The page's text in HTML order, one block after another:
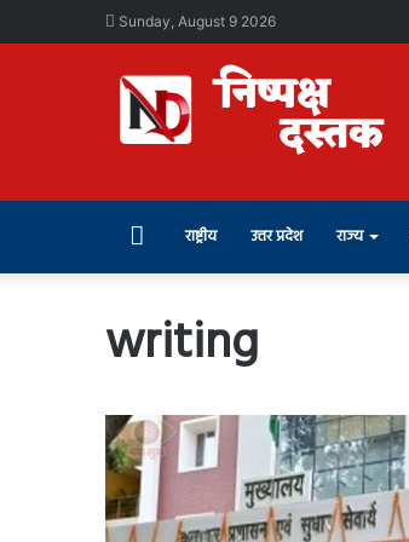
Sunday, August 9 2026
राष्ट्रीय उत्तर प्रदेश राज्य
writing